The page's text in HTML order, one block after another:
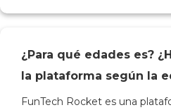
¿Para qué edades es?
la plataforma según la
FunTech Rocket es una